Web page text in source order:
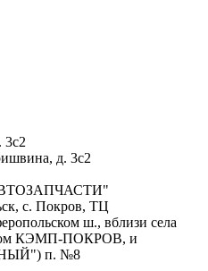
д. 3с2
c. Покров, ТЦ
ш., вблизи села
КЭМП-ПОКРОВ, и
п. №8